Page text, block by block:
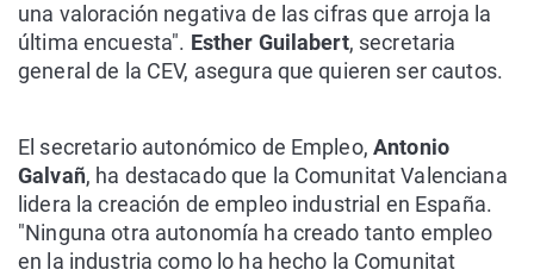
una valoración negativa de las cifras que arroja la
última encuesta". Esther Guilabert, secretaria
general de la CEV, asegura que quieren ser cautos.
El secretario autonómico de Empleo,Antonio
Galvañ, ha destacado que la Comunitat Valenciana
lidera la creación de empleo industrial en España.
"Ninguna otra autonomía ha creado tanto empleo
en la industria como lo ha hecho la Comunitat